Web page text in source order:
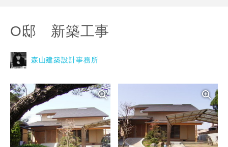
O邸 新築工事
森山建築設計事務所
写真を拡大する